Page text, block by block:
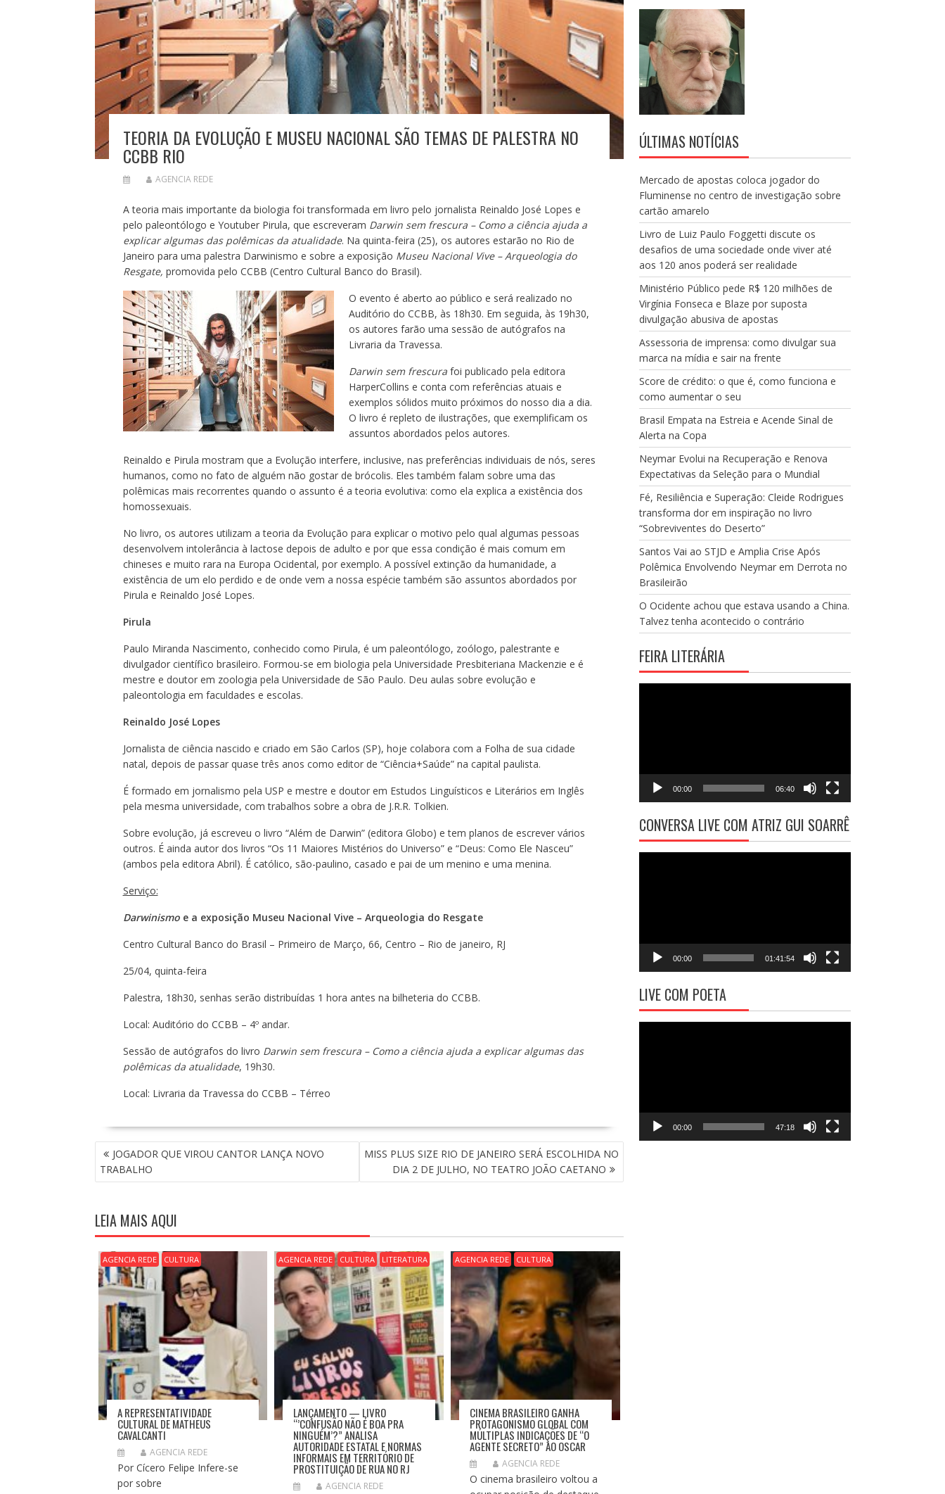
TEORIA DA EVOLUÇÃO E MUSEU NACIONAL SÃO TEMAS DE PALESTRA NO
CCBB RIO
AGENCIA REDE
A teoria mais importante da biologia foi transformada em livro pelo jornalista Reinaldo José Lopes e
pelo paleontólogo e Youtuber Pirula, que escreveram Darwin sem frescura – Como a ciência ajuda a
explicar algumas das polêmicas da atualidade. Na quinta-feira (25), os autores estarão no Rio de
Janeiro para uma palestra Darwinismo e sobre a exposição Museu Nacional Vive – Arqueologia do
Resgate, promovida pelo CCBB (Centro Cultural Banco do Brasil).
O evento é aberto ao público e será realizado no
Auditório do CCBB, às 18h30. Em seguida, às 19h30,
os autores farão uma sessão de autógrafos na
Livraria da Travessa.
Darwin sem frescurafoi publicado pela editora
HarperCollins e conta com referências atuais e
exemplos sólidos muito próximos do nosso dia a dia.
O livro é repleto de ilustrações, que exemplificam os
assuntos abordados pelos autores.
Reinaldo e Pirula mostram que a Evolução interfere, inclusive, nas preferências individuais de nós, seres
humanos, como no fato de alguém não gostar de brócolis. Eles também falam sobre uma das
polêmicas mais recorrentes quando o assunto é a teoria evolutiva: como ela explica a existência dos
homossexuais.
No livro, os autores utilizam a teoria da Evolução para explicar o motivo pelo qual algumas pessoas
desenvolvem intolerância à lactose depois de adulto e por que essa condição é mais comum em
chineses e muito rara na Europa Ocidental, por exemplo. A possível extinção da humanidade, a
existência de um elo perdido e de onde vem a nossa espécie também são assuntos abordados por
Pirula e Reinaldo José Lopes.
Pirula
Paulo Miranda Nascimento, conhecido como Pirula, é um paleontólogo, zoólogo, palestrante e
divulgador científico brasileiro. Formou-se em biologia pela Universidade Presbiteriana Mackenzie e é
mestre e doutor em zoologia pela Universidade de São Paulo. Deu aulas sobre evolução e
paleontologia em faculdades e escolas.
Reinaldo José Lopes
Jornalista de ciência nascido e criado em São Carlos (SP), hoje colabora com a Folha de sua cidade
natal, depois de passar quase três anos como editor de “Ciência+Saúde” na capital paulista.
É formado em jornalismo pela USP e mestre e doutor em Estudos Linguísticos e Literários em Inglês
pela mesma universidade, com trabalhos sobre a obra de J.R.R. Tolkien.
Sobre evolução, já escreveu o livro “Além de Darwin” (editora Globo) e tem planos de escrever vários
outros. É ainda autor dos livros “Os 11 Maiores Mistérios do Universo” e “Deus: Como Ele Nasceu”
(ambos pela editora Abril). É católico, são-paulino, casado e pai de um menino e uma menina.
Serviço:
Darwinismoe a exposição Museu Nacional Vive – Arqueologia do Resgate
Centro Cultural Banco do Brasil – Primeiro de Março, 66, Centro – Rio de janeiro, RJ
25/04, quinta-feira
Palestra, 18h30, senhas serão distribuídas 1 hora antes na bilheteria do CCBB.
Local: Auditório do CCBB – 4º andar.
Sessão de autógrafos do livro Darwin sem frescura – Como a ciência ajuda a explicar algumas das
polêmicas da atualidade, 19h30.
Local: Livraria da Travessa do CCBB – Térreo
N
A
V
G
A
Ç
Ã
O
D
S
JOGADOR QUE VIROU CANTOR LANÇA NOVO
TRABALHO
MISS PLUS SIZE RIO DE JANEIRO SERÁ ESCOLHIDA NO
DIA 2 DE JULHO, NO TEATRO JOÃO CAETANO
LEIA MAIS AQUI
AGENCIA REDE CULTURA
A REPRESENTATIVIDADE
CULTURAL DE MATHEUS
CAVALCANTI
AGENCIA REDE
Por Cícero Felipe Infere-se
por sobre
AGENCIA REDE CULTURA LITERATURA
LANÇAMENTO — LIVRO
“’CONFUSÃO NÃO É BOA PRA
NINGUÉM’?” ANALISA
AUTORIDADE ESTATAL E NORMAS
INFORMAIS EM TERRITÓRIO DE
PROSTITUIÇÃO DE RUA NO RJ
AGENCIA REDE
AGENCIA REDE CULTURA
CINEMA BRASILEIRO GANHA
PROTAGONISMO GLOBAL COM
MÚLTIPLAS INDICAÇÕES DE “O
AGENTE SECRETO” AO OSCAR
AGENCIA REDE
O cinema brasileiro voltou a
ÚLTIMAS NOTÍCIAS
Mercado de apostas coloca jogador do
Fluminense no centro de investigação sobre
cartão amarelo
Livro de Luiz Paulo Foggetti discute os
desafios de uma sociedade onde viver até
aos 120 anos poderá ser realidade
Ministério Público pede R$ 120 milhões de
Virgínia Fonseca e Blaze por suposta
divulgação abusiva de apostas
Assessoria de imprensa: como divulgar sua
marca na mídia e sair na frente
Score de crédito: o que é, como funciona e
como aumentar o seu
Brasil Empata na Estreia e Acende Sinal de
Alerta na Copa
Neymar Evolui na Recuperação e Renova
Expectativas da Seleção para o Mundial
Fé, Resiliência e Superação: Cleide Rodrigues
transforma dor em inspiração no livro
“Sobreviventes do Deserto”
Santos Vai ao STJD e Amplia Crise Após
Polêmica Envolvendo Neymar em Derrota no
Brasileirão
O Ocidente achou que estava usando a China.
Talvez tenha acontecido o contrário
FEIRA LITERÁRIA
00:00 06:40
CONVERSA LIVE COM ATRIZ GUI SOARRÊ
00:00 01:41:54
LIVE COM POETA
00:00 47:18